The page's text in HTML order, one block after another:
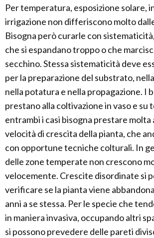
Per temperatura, esposizione solare,
irrigazione non differiscono molto
Bisogna però curarle con
che si espandano troppo o che
secchino. Stessa sistematicità deve
per la preparazione del substrato,
nella potatura e nella propagazione. I
prestano alla coltivazione in vaso e su
entrambi i casi bisogna prestare
velocità di crescita della pianta, che
con opportune tecniche colturali. In
delle zone temperate non crescono
velocemente. Crescite disordinate si
verificare se la pianta viene
anni a se stessa. Per le specie che
in maniera invasiva, occupando altri
si possono prevedere delle pareti